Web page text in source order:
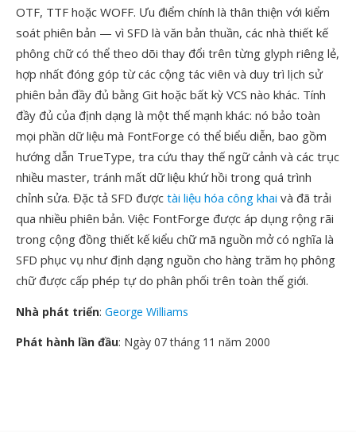
OTF, TTF hoặc WOFF. Ưu điểm chính là thân thiện với kiểm
soát phiên bản — vì SFD là văn bản thuần, các nhà thiết kế
phông chữ có thể theo dõi thay đổi trên từng glyph riêng lẻ,
hợp nhất đóng góp từ các cộng tác viên và duy trì lịch sử
phiên bản đầy đủ bằng Git hoặc bất kỳ VCS nào khác. Tính
đầy đủ của định dạng là một thế mạnh khác: nó bảo toàn
mọi phần dữ liệu mà FontForge có thể biểu diễn, bao gồm
hướng dẫn TrueType, tra cứu thay thế ngữ cảnh và các trục
nhiều master, tránh mất dữ liệu khứ hồi trong quá trình
chỉnh sửa. Đặc tả SFD được tài liệu hóa công khai và đã trải
qua nhiều phiên bản. Việc FontForge được áp dụng rộng rãi
trong cộng đồng thiết kế kiểu chữ mã nguồn mở có nghĩa là
SFD phục vụ như định dạng nguồn cho hàng trăm họ phông
chữ được cấp phép tự do phân phối trên toàn thế giới.
Nhà phát triển: George Williams
Phát hành lần đầu: Ngày 07 tháng 11 năm 2000